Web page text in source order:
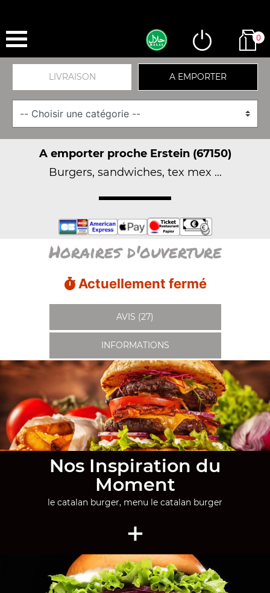
0
LIVRAISON A EMPORTER
A emporter proche Erstein (67150)
Burgers, sandwiches, tex mex ...
Horaires d'ouverture
Actuellement fermé
AVIS (27)
INFORMATIONS
Nos Inspiration du
Moment
le catalan burger, menu le catalan burger
+